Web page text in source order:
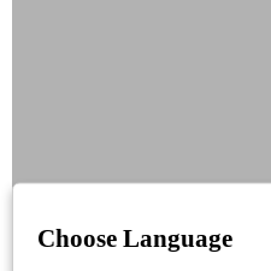
Choose Language